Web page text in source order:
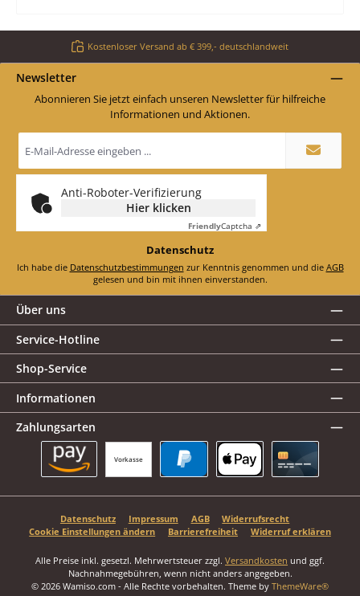
Kostenloser Versand ab € 399,- deutschlandweit
Newsletter
Abonnieren Sie jetzt einfach unseren Newsletter für hilfreiche
Informationen und Aktionen.
Mail-
Adresse
*
Anti-Roboter-Verifizierung
Hier klicken
FriendlyCaptcha ⇗
Datenschutz
Ich habe die Datenschutzbestimmungen zur Kenntnis genommen und die AGB
gelesen und bin mit ihnen einverstanden.
Über uns
Service-Hotline
Shop-Service
Informationen
Zahlungsarten
Vorkasse
Datenschutz Impressum AGB
Widerrufsrecht
Cookie Einstellungen ändern
Barrierefreiheit Widerruf erklären
Alle Preise inkl. gesetzl. Mehrwertsteuer zzgl. Versandkosten und ggf.
Nachnahmegebühren, wenn nicht anders angegeben.
© 2026 Wamiso.com - Alle Rechte vorbehalten. Theme by ThemeWare®